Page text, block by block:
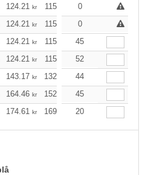
124.21 kr 115.29 102.02
0
124.21 kr 115.29 102.02
0
124.21 kr 115.29 106.48
45
124.21 kr 115.29 106.48
52
143.17 kr 132.91 122.76
44
164.46 kr 152.76 141.05
45
174.61 kr 169.03 160.56
20